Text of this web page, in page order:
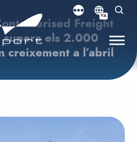
VA
Freight
supera els 2.000
creixement a l’abril